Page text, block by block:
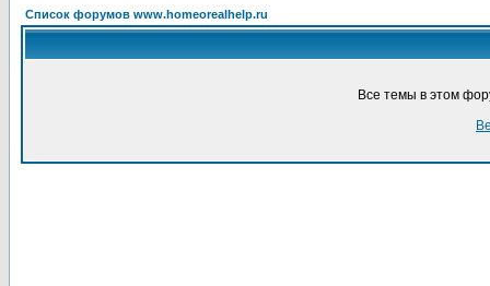
Список форумов www.homeorealhelp.ru
Все темы в этом